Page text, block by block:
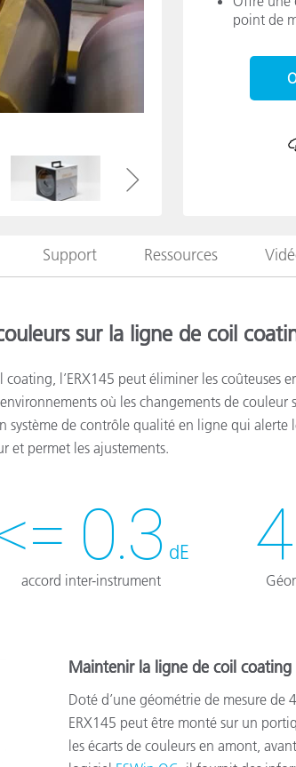
Papier
Matériaux de Construction
Biens Durables
point de
Support Ressources
sur la ligne de coil
l’ERX145 peut éliminer les coûteuses
où les changements de couleur
système de contrôle qualité en ligne qui alerte
et permet les ajustements.
0.3 dE
accord inter-instrument
Maintenir la ligne de coil coating
Doté d’une géométrie de mesure de
ERX145 peut être monté sur un
les écarts de couleurs en amont,